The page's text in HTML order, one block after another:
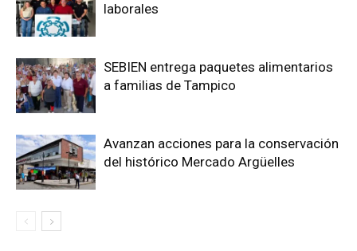
laborales
SEBIEN entrega paquetes alimentarios
a familias de Tampico
Avanzan acciones para la conservación
del histórico Mercado Argüelles